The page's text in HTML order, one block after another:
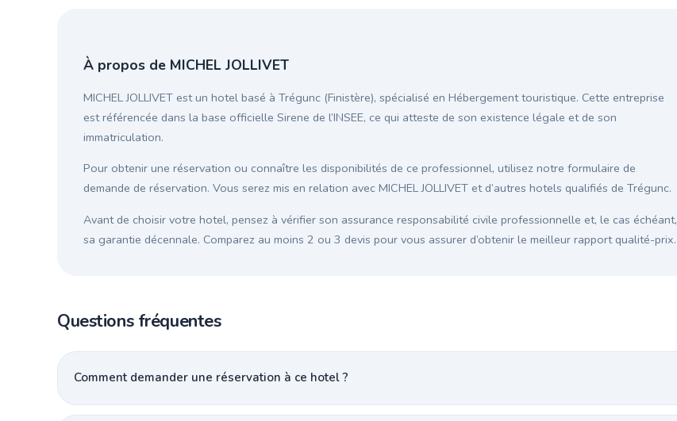
À propos de MICHEL JOLLIVET
MICHEL JOLLIVET est un hotel basé à Trégunc (Finistère), spécialisé en Hébergement touristique. Cette entreprise
est référencée dans la base officielle Sirene de l’INSEE, ce qui atteste de son existence légale et de son
immatriculation.
Pour obtenir une réservation ou connaître les disponibilités de ce professionnel, utilisez notre formulaire de
demande de réservation. Vous serez mis en relation avec MICHEL JOLLIVET et d’autres hotels qualifiés de Trégunc.
Avant de choisir votre hotel, pensez à vérifier son assurance responsabilité civile professionnelle et, le cas échéant,
sa garantie décennale. Comparez au moins 2 ou 3 devis pour vous assurer d’obtenir le meilleur rapport qualité-prix.
Questions fréquentes
Comment demander une réservation à ce hotel ?